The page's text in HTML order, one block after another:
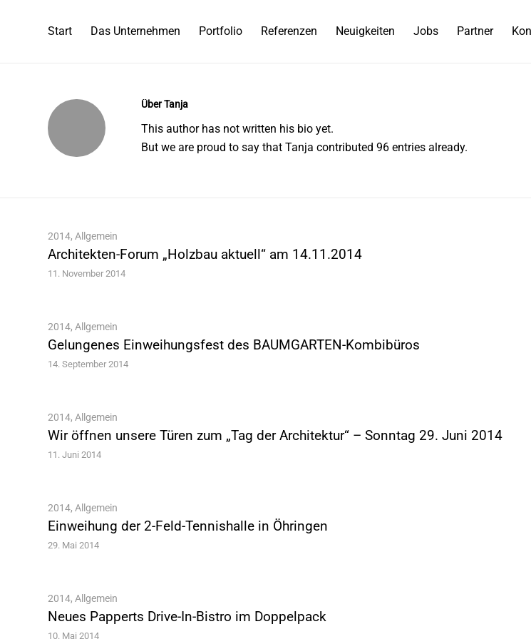
Start Das Unternehmen Portfolio Referenzen Neuigkeiten Jobs Partner
ÜberTanja
This author has not written his bio yet.
But we are proud to say that Tanja contributed 96 entries already.
2014, Allgemein
Architekten-Forum „Holzbau aktuell“ am 14.11.2014
11. November 2014
2014, Allgemein
Gelungenes Einweihungsfest des BAUMGARTEN-Kombibüros
14. September 2014
2014, Allgemein
Wir öffnen unsere Türen zum „Tag der Architektur“ – Sonntag 29. Juni 2014
11. Juni 2014
2014, Allgemein
Einweihung der 2-Feld-Tennishalle in Öhringen
29. Mai 2014
2014, Allgemein
Neues Papperts Drive-In-Bistro im Doppelpack
10. Mai 2014